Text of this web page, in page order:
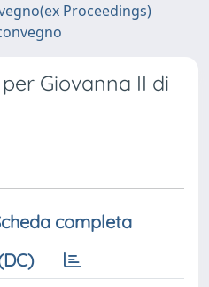
Proceedings)
Giovanna II di
completa